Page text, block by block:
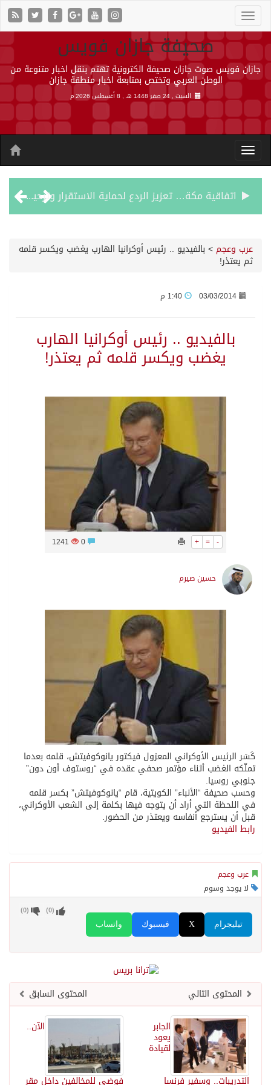
صحيفة جازان فويس
جازان فويس صوت جازان صحيفة الكترونية تهتم بنقل اخبار متنوعة من
الوطن العربي وتختص بمتابعة اخبار منطقة جازان
السبت , 24 صفر 1448 هـ , 8 أغسطس 2026 م
اتفاقية مكة… تعزيز الردع لحماية الاستقرار وترحيب اقليمي ودولي بها
حالة الطقس المتوقعة اليوم في المملكة
قمة سعودية – تركية – باكستانية في جدة
عرب وعجم > بالفيديو .. رئيس أوكرانيا الهارب يغضب ويكسر قلمه
ثم يعتذر!
03/03/2014
بالفيديو .. رئيس أوكرانيا الهارب
يغضب ويكسر قلمه ثم يعتذر!
+ = -
1241
حسين صيرم
كَسَر الرئيس الأوكراني المعزول فيكتور يانوكوفيتش، قلمه بعدما
تملّكه الغضب أثناء مؤتمر صحفي عقده في “روستوف أون دون”
جنوبي روسيا.
وحسب صحيفة “الأنباء” الكويتية، قام “يانوكوفيتش” بكسر قلمه
في اللحظة التي أراد أن يتوجه فيها بكلمة إلى الشعب الأوكراني،
قبل أن يسترجع أنفاسه ويعتذر من الحضور.
رابط الفيديو
عرب وعجم
لا يوجد وسوم
واتساب فيسبوك X تيليجرام
(
0
) (
0
)
المحتوى السابق
المحتوى التالي
‏الآن..
فوضى للمخالفين داخل مقر
الجابر
يعود
لقيادة
التدريبات.. وسفير فرنسا